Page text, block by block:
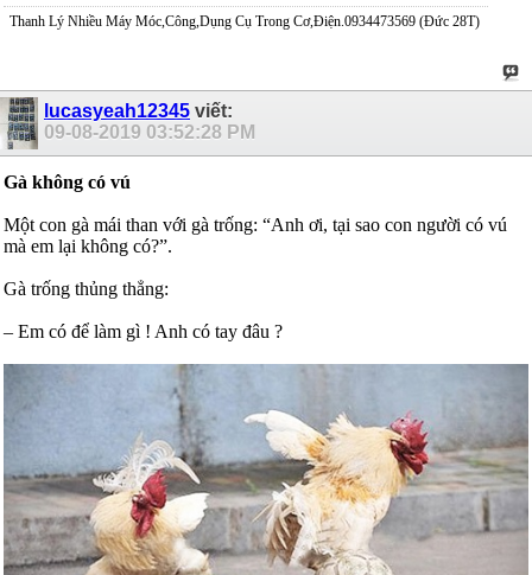
Thanh Lý Nhiều Máy Móc,Công,Dụng Cụ Trong Cơ,Điện.0934473569 (Đức 28T)
lucasyeah12345 viết:
09-08-2019 03:52:28 PM
Gà không có vú
Một con gà mái than với gà trống: “Anh ơi, tại sao con người có vú
mà em lại không có?”.
Gà trống thủng thẳng:
– Em có để làm gì ! Anh có tay đâu ?